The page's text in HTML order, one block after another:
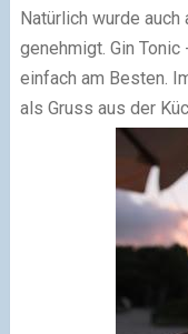
Natürlich wurde auch
genehmigt. Gin
einfach am Besten.
als Gruss aus der